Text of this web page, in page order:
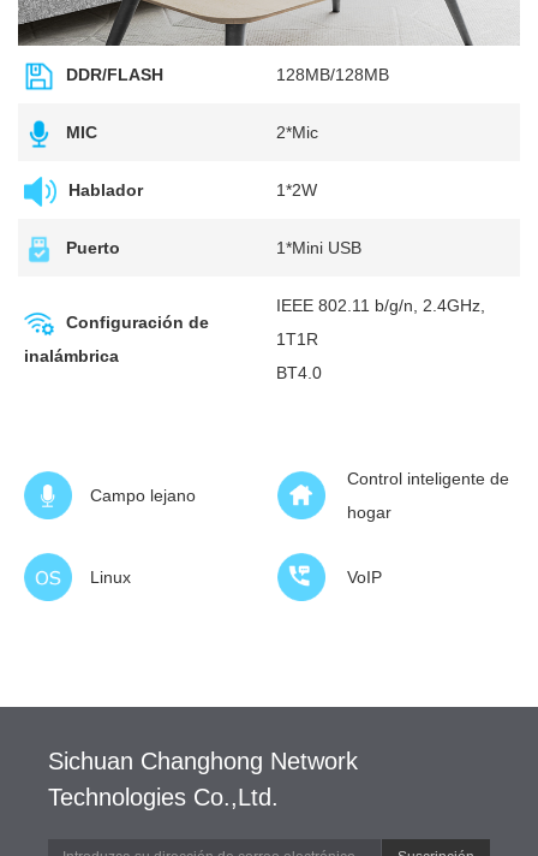
DDR/FLASH 128MB/128MB
MIC 2*Mic
Hablador 1*2W
Puerto 1*Mini USB
Configuración de
inalámbrica
IEEE 802.11 b/g/n, 2.4GHz,
1T1R
BT4.0
Campo lejano
Control inteligente de
hogar
Linux VoIP
Sichuan Changhong Network
Technologies Co.,Ltd.